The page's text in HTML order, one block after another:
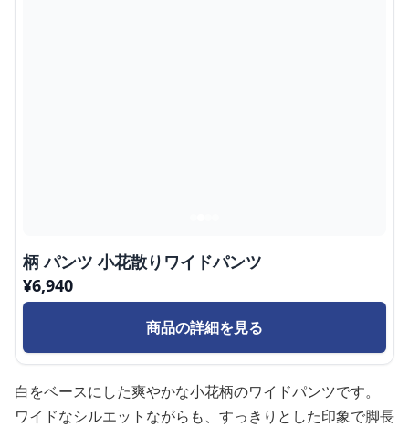
柄 パンツ 小花散りワイドパンツ
¥6,940
商品の詳細を見る
白をベースにした爽やかな小花柄のワイドパンツです。
ワイドなシルエットながらも、すっきりとした印象で脚長